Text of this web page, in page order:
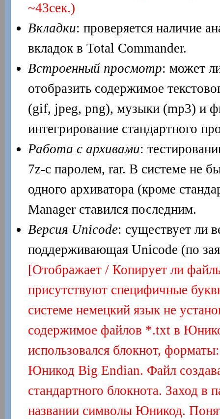
~43сек.)
Вкладки: проверяется наличие
вкладок в Total Commander.
Встроенный просмотр: может
отобразить содержимое
(gif, jpeg, png), музыки (mp3) и
интегрирование стандартного
Работа с архивами:
7z-с паролем, rar. В системе не
одного архиватора (кроме
Manager ставился последним.
Версия Unicode: существует ли
поддерживающая Unicode (по
[Отображает / Копирует ли
присутствуют специфичные
системе немецкий язык не
содержимое файлов *.txt в
использовался блокнот,
Юникод Big Endian. Файл
стандартного блокнота. Заход в
названии символы Юникод.